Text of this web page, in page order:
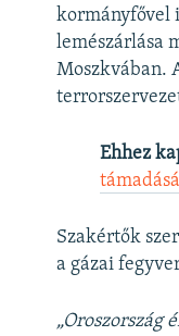
kormányfővel
lemészárlása
Moszkvában.
Ehhez
Szakértők
a gázai
„Oroszország